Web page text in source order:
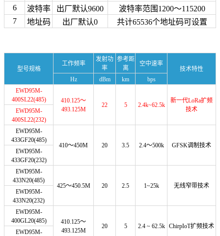
6
波特率 出厂默认9600
波特率范围1200～115200
7
地址码 出厂默认0 共计65536个地址码可设置
型号规格
工作频率
发射功
率
参考距
离
空中速率
技术特性
Hz
dBm km
bps
EWD95M-
400SL22(485)
410.125～
493.125M
22 5 2.4k~62.5k
新一代LoRa扩频
技术
EWD95M-
400SL22(232)
EWD95M-
433GF20(485)
410～450M 20 3.5 2.4～500k
GFSK调制技术
EWD95M-
433GF20(232)
EWD95M-
433N20(485)
425～450.5M 20 2.5 1~25k
无线窄带技术
EWD95M-
433N20(232)
EWD95M-
400GL20(485)
410.125～
493.125M
20 5 2.4 ~ 62.5k
ChirpIoT扩频技术
EWD95M-